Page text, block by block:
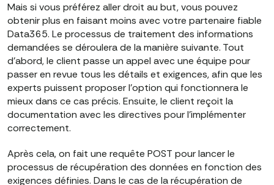
Mais si vous préférez aller droit au but, vous pouvez
obtenir plus en faisant moins avec votre partenaire fiable
Data365. Le processus de traitement des informations
demandées se déroulera de la manière suivante. Tout
d'abord, le client passe un appel avec une équipe pour
passer en revue tous les détails et exigences, afin que les
experts puissent proposer l'option qui fonctionnera le
mieux dans ce cas précis. Ensuite, le client reçoit la
documentation avec les directives pour l'implémenter
correctement.
Après cela, on fait une requête POST pour lancer le
processus de récupération des données en fonction des
exigences définies. Dans le cas de la récupération de